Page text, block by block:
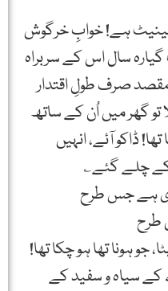
ہے! خوابِ خرگوش
سال اس کے سربراہ
صرف طولِ اقتدار
تو گھر میں اُن کے ساتھ
ڈاکو آئے، انہیں
کے چلے گئے؎
ہے جس طرح
طرح
جو ہونا تھا ہو چکا تھا!
کے سیاہ و سفید کے